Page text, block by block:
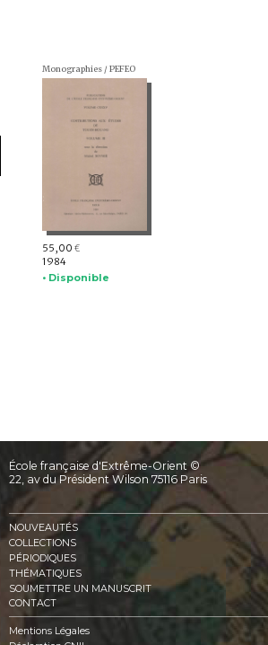
Monographies / PEFEO
55,00 €
1984
• Disponible
École française d'Extrême-Orient ©
22, av du Président Wilson 75116 Paris
NOUVEAUTÉS
COLLECTIONS
PÉRIODIQUES
THÉMATIQUES
SOUMETTRE UN MANUSCRIT
CONTACT
Mentions Légales